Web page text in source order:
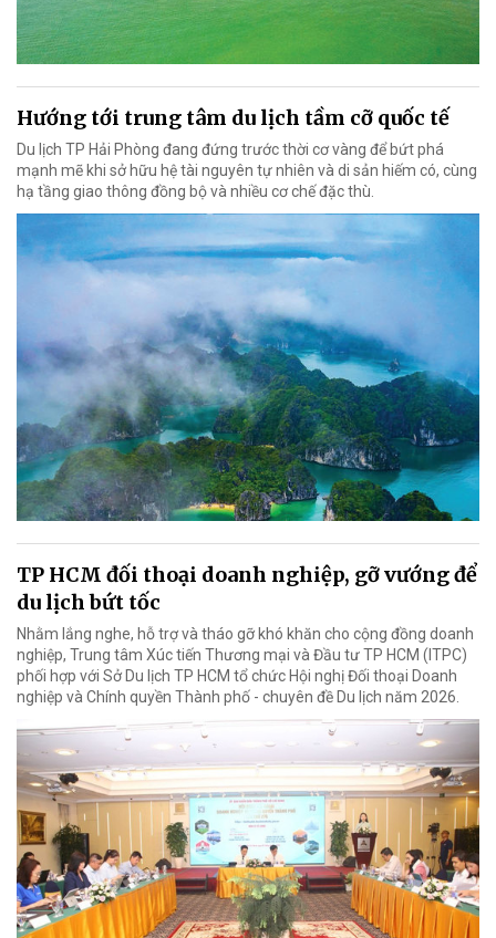
Hướng tới trung tâm du lịch tầm cỡ quốc tế
Du lịch TP Hải Phòng đang đứng trước thời cơ vàng để bứt phá
mạnh mẽ khi sở hữu hệ tài nguyên tự nhiên và di sản hiếm có, cùng
hạ tầng giao thông đồng bộ và nhiều cơ chế đặc thù.
TP HCM đối thoại doanh nghiệp, gỡ vướng để
du lịch bứt tốc
Nhằm lắng nghe, hỗ trợ và tháo gỡ khó khăn cho cộng đồng doanh
nghiệp, Trung tâm Xúc tiến Thương mại và Đầu tư TP HCM (ITPC)
phối hợp với Sở Du lịch TP HCM tổ chức Hội nghị Đối thoại Doanh
nghiệp và Chính quyền Thành phố - chuyên đề Du lịch năm 2026.